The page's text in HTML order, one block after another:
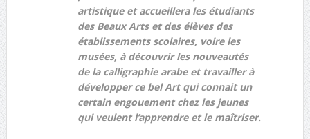
artistique et accueillera les étudiants
des Beaux Arts et des élèves des
établissements scolaires, voire les
musées, à découvrir les nouveautés
de la calligraphie arabe et travailler à
développer ce bel Art qui connait un
certain engouement chez les jeunes
qui veulent l’apprendre et le maîtriser.